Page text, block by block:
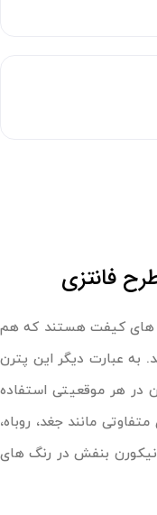
فانتزی
های کیفت هستند که هم
به عبارت دیگر این پترن
در هر موقعیتی استفاده
مانند جغد، روباه،
بنفش در رنگ های